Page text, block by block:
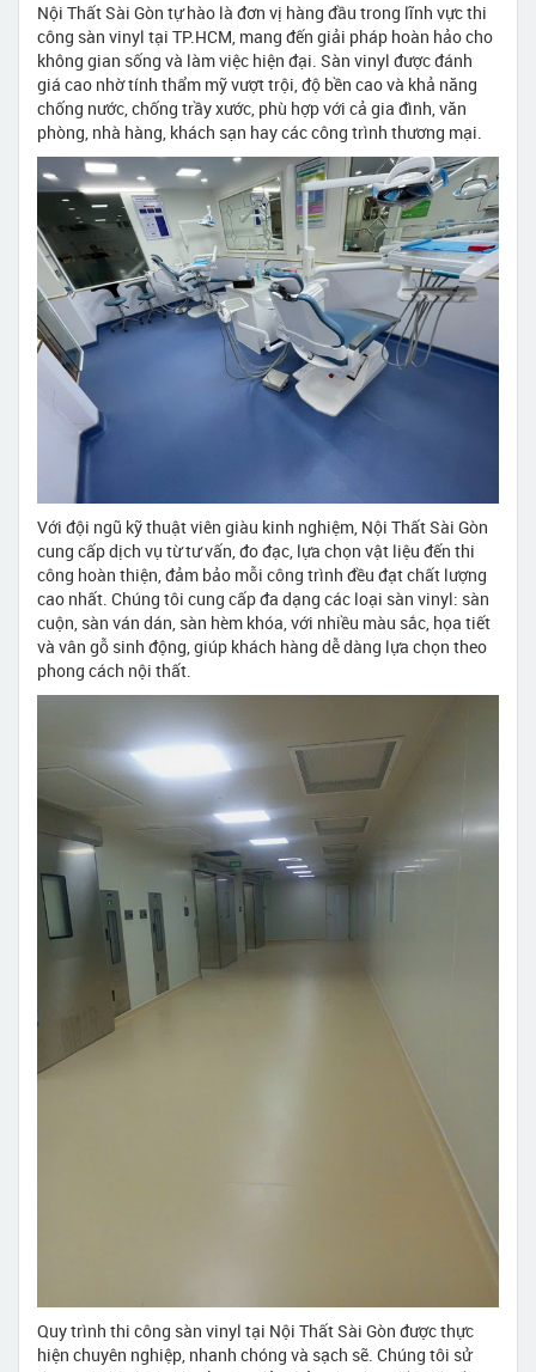
Nội Thất Sài Gòn tự hào là đơn vị hàng đầu trong lĩnh vực thi
công sàn vinyl tại TP.HCM, mang đến giải pháp hoàn hảo cho
không gian sống và làm việc hiện đại. Sàn vinyl được đánh
giá cao nhờ tính thẩm mỹ vượt trội, độ bền cao và khả năng
chống nước, chống trầy xước, phù hợp với cả gia đình, văn
phòng, nhà hàng, khách sạn hay các công trình thương mại.
Với đội ngũ kỹ thuật viên giàu kinh nghiệm, Nội Thất Sài Gòn
cung cấp dịch vụ từ tư vấn, đo đạc, lựa chọn vật liệu đến thi
công hoàn thiện, đảm bảo mỗi công trình đều đạt chất lượng
cao nhất. Chúng tôi cung cấp đa dạng các loại sàn vinyl: sàn
cuộn, sàn ván dán, sàn hèm khóa, với nhiều màu sắc, họa tiết
và vân gỗ sinh động, giúp khách hàng dễ dàng lựa chọn theo
phong cách nội thất.
Quy trình thi công sàn vinyl tại Nội Thất Sài Gòn được thực
hiện chuyên nghiệp, nhanh chóng và sạch sẽ. Chúng tôi sử